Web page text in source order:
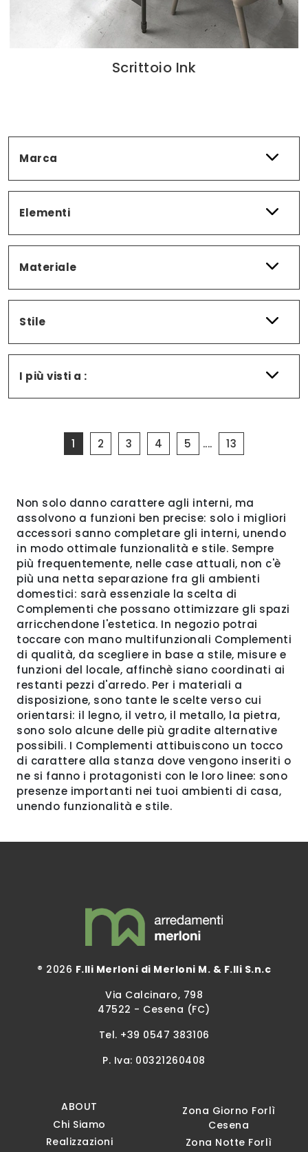
Marca
Elementi
Materiale
Stile
I più visti a :
Scrittoio Ink
1 2 3 4 5 .... 13
Non solo danno carattere agli interni, ma
assolvono a funzioni ben precise: solo i migliori
accessori sanno completare gli interni, unendo
in modo ottimale funzionalità e stile. Sempre
più frequentemente, nelle case attuali, non c'è
più una netta separazione fra gli ambienti
domestici: sarà essenziale la scelta di
Complementi che possano ottimizzare gli spazi
arricchendone l'estetica. In negozio potrai
toccare con mano multifunzionali Complementi
di qualità, da scegliere in base a stile, misure e
funzioni del locale, affinchè siano coordinati ai
restanti pezzi d'arredo. Per i materiali a
disposizione, sono tante le scelte verso cui
orientarsi: il legno, il vetro, il metallo, la pietra,
sono solo alcune delle più gradite alternative
possibili. I Complementi attibuiscono un tocco
di carattere alla stanza dove vengono inseriti o
ne si fanno i protagonisti con le loro linee: sono
presenze importanti nei tuoi ambienti di casa,
unendo funzionalità e stile.
® 2026 F.lli Merloni di Merloni M. & F.lli S.n.c
Via Calcinaro, 798
47522 - Cesena (FC)
Tel. +39 0547 383106
P. Iva: 00321260408
ABOUT
Chi Siamo
Realizzazioni
Zona Giorno Forlì
Cesena
Zona Notte Forlì